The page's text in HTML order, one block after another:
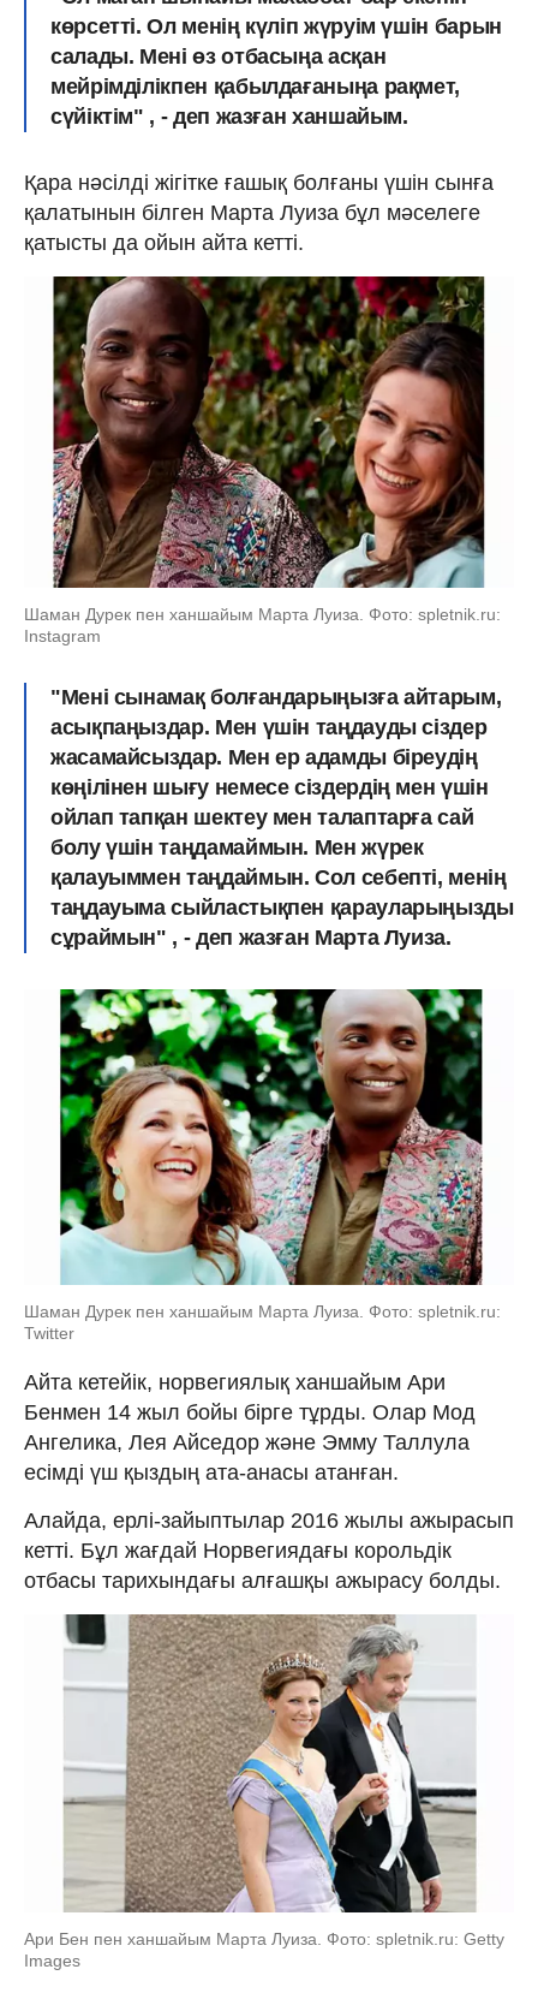
көрсетті. Ол менің күліп жүруім үшін барын
салады. Мені өз отбасыңа асқан
мейрімділікпен қабылдағаныңа рақмет,
сүйіктім" , - деп жазған ханшайым.
Қара нәсілді жігітке ғашық болғаны үшін сынға
қалатынын білген Марта Луиза бұл мәселеге
қатысты да ойын айта кетті.
Шаман Дурек пен ханшайым Марта Луиза. Фото: spletnik.ru:
Instagram
"Мені сынамақ болғандарыңызға айтарым,
асықпаңыздар. Мен үшін таңдауды сіздер
жасамайсыздар. Мен ер адамды біреудің
көңілінен шығу немесе сіздердің мен үшін
ойлап тапқан шектеу мен талаптарға сай
болу үшін таңдамаймын. Мен жүрек
қалауыммен таңдаймын. Сол себепті, менің
таңдауыма сыйластықпен қарауларыңызды
сұраймын" , - деп жазған Марта Луиза.
Шаман Дурек пен ханшайым Марта Луиза. Фото: spletnik.ru:
Twitter
Айта кетейік, норвегиялық ханшайым Ари
Бенмен 14 жыл бойы бірге тұрды. Олар Мод
Ангелика, Лея Айседор және Эмму Таллула
есімді үш қыздың ата-анасы атанған.
Алайда, ерлі-зайыптылар 2016 жылы ажырасып
кетті. Бұл жағдай Норвегиядағы корольдік
отбасы тарихындағы алғашқы ажырасу болды.
Ари Бен пен ханшайым Марта Луиза. Фото: spletnik.ru: Getty
Images